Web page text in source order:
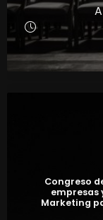
Congreso
empresas
Marketing